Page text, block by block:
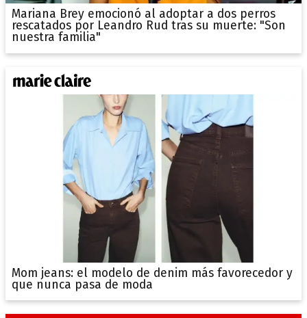
Mariana Brey emocionó al adoptar a dos perros
rescatados por Leandro Rud tras su muerte: "Son
nuestra familia"
Mom jeans: el modelo de denim más favorecedor y
que nunca pasa de moda